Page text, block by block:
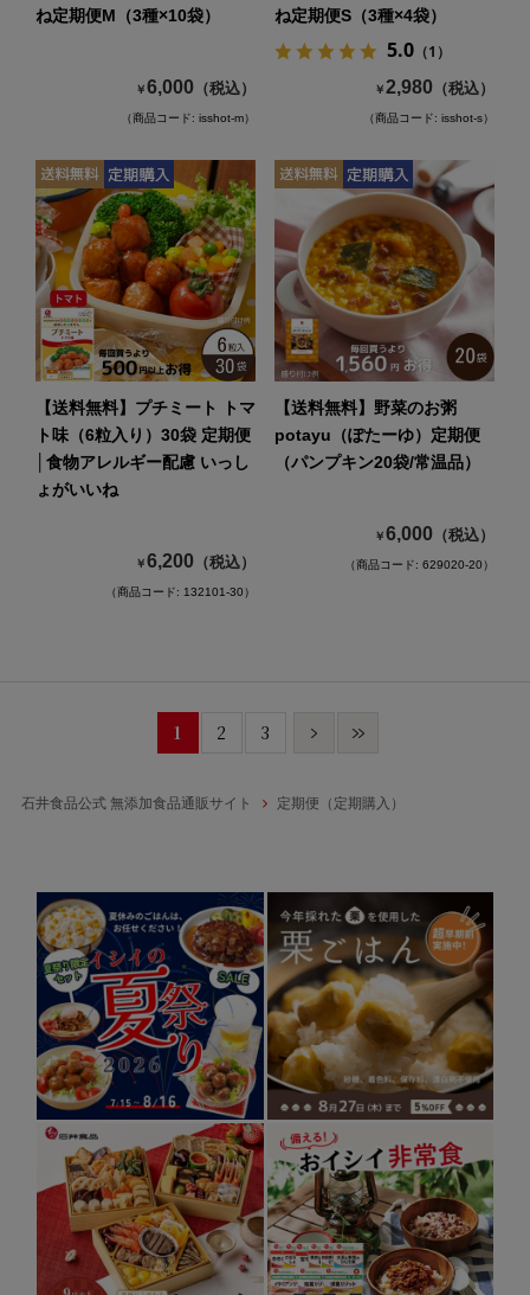
ね定期便M（3種×10袋）
￥6,000 （税込）
（商品コード: isshot-m）
ね定期便S（3種×4袋）
5.0（1）
￥2,980 （税込）
（商品コード: isshot-s）
【送料無料】プチミート トマ
ト味（6粒入り）30袋 定期便
│食物アレルギー配慮 いっし
ょがいいね
￥6,200 （税込）
（商品コード: 132101-30）
【送料無料】野菜のお粥
potayu（ぽたーゆ）定期便
（パンプキン20袋/常温品）
￥6,000 （税込）
（商品コード: 629020-20）
1 2 3
石井食品公式 無添加食品通販サイト 定期便（定期購入）